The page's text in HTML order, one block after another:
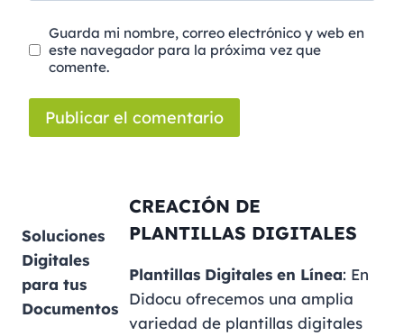
Guarda mi nombre, correo electrónico y web en
este navegador para la próxima vez que
comente.
Soluciones
Digitales
para tus
Documentos
CREACIÓN DE
PLANTILLAS DIGITALES
Plantillas Digitales en Línea: En
Didocu ofrecemos una amplia
variedad de plantillas digitales